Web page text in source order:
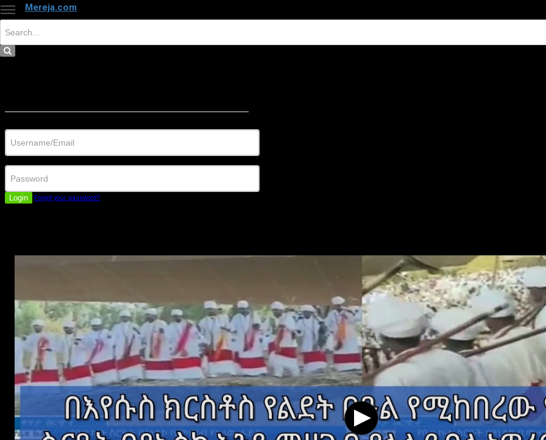
Mereja.com
Login Forgot your password?